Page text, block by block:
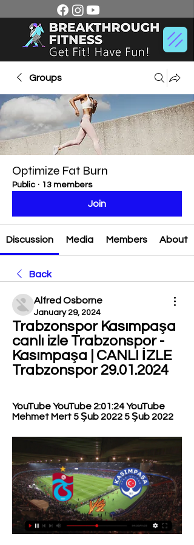
Groups
Optimize Fat Burn
Public · 13 members
Join
Discussion Media Members About
Back
Alfred Osborne
January 29, 2024
Trabzonspor Kasımpaşa
canlı izle Trabzonspor -
Kasımpaşa | CANLI İZLE
Trabzonspor 29.01.2024
YouTube YouTube 2:01:24 YouTube
Mehmet Mert 5 Şub 2022 5 Şub 2022